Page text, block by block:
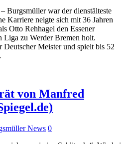
Burgsmüller war der dienstälteste
Karriere neigte sich mit 36 Jahren
Otto Rehhagel den Essener
Liga zu Werder Bremen holt.
Meister und spielt bis 52
von Manfred
News 0